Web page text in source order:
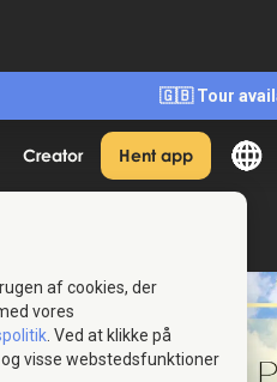
🇬🇧 Tour
Creator Hent app
af cookies, der
vores
. Ved at klikke på
visse webstedsfunktioner